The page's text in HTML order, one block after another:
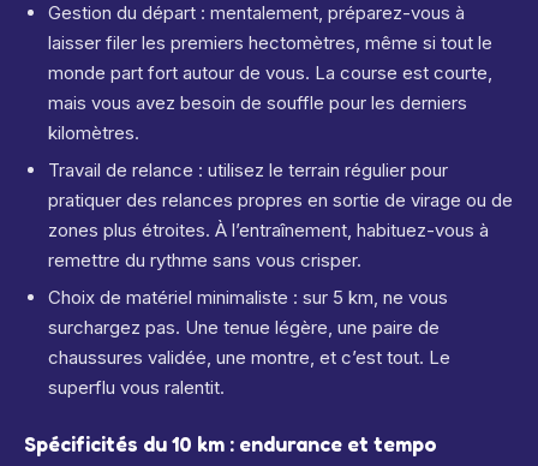
Gestion du départ : mentalement, préparez-vous à
laisser filer les premiers hectomètres, même si tout le
monde part fort autour de vous. La course est courte,
mais vous avez besoin de souffle pour les derniers
kilomètres.
Travail de relance : utilisez le terrain régulier pour
pratiquer des relances propres en sortie de virage ou de
zones plus étroites. À l’entraînement, habituez-vous à
remettre du rythme sans vous crisper.
Choix de matériel minimaliste : sur 5 km, ne vous
surchargez pas. Une tenue légère, une paire de
chaussures validée, une montre, et c’est tout. Le
superflu vous ralentit.
Spécificités du 10 km : endurance et tempo